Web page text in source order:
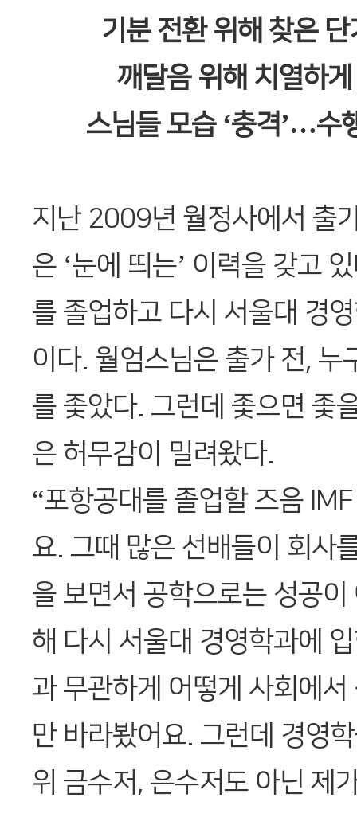
기분 전환 위해 찾은
깨달음 위해 치열하
스님들 모습 ‘충격’…수
지난 2009년 월정사에서 출
은 ‘눈에 띄는’ 이력을 갖고
를 졸업하고 다시 서울대 경
이다. 월엄스님은 출가 전, 누
를 좇았다. 그런데 좇으면 좇
은 허무감이 밀려왔다.
“포항공대를 졸업할 즈음
요. 그때 많은 선배들이 회사
을 보면서 공학으로는 성공
해 다시 서울대 경영학과에
과 무관하게 어떻게 사회에서
만 바라봤어요. 그런데 경영
위 금수저, 은수저도 아닌 제